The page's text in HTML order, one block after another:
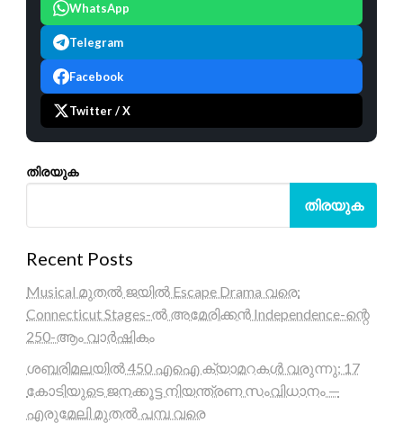
WhatsApp
Telegram
Facebook
Twitter / X
തിരയുക
തിരയുക
Recent Posts
Musical മുതൽ ജയിൽ Escape Drama വരെ:
Connecticut Stages-ൽ അമേരിക്കൻ Independence-ന്റെ
250-ആം വാർഷികം
ശബരിമലയിൽ 450 എഐ ക്യാമറകൾ വരുന്നു; 17
കോടിയുടെ ജനക്കൂട്ട നിയന്ത്രണ സംവിധാനം —
എരുമേലി മുതൽ പമ്പ വരെ